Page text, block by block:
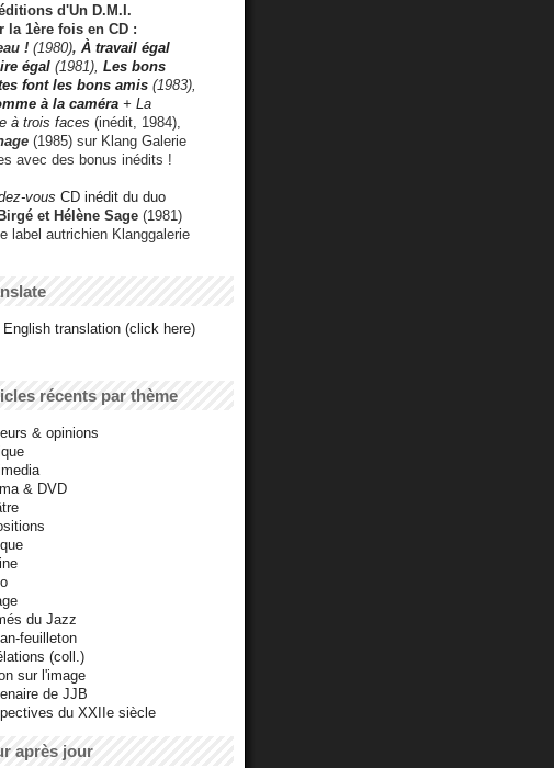
d'Un D.M.I.
la 1ère fois en CD :
! (1980), À travail égal
égal (1981), Les bons
font les bons amis (1983),
à la caméra + La
à trois faces (inédit, 1984),
(1985) sur Klang Galerie
avec des bonus inédits !
vous CD inédit du duo
et Hélène Sage (1981)
label autrichien Klanggalerie
English translation (click here)
récents par thème
& opinions
& DVD
du Jazz
feuilleton
(coll.)
sur l'image
de JJB
du XXIIe siècle
après jour